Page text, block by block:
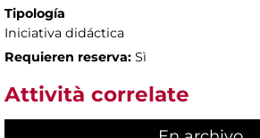
Tipología
Iniciativa didáctica
Requieren reserva: Sì
Attività correlate